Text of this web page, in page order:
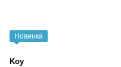
Новинка
Koy